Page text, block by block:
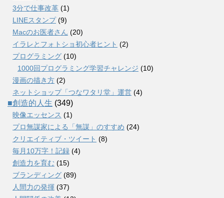
3分で仕事改革 (1)
LINEスタンプ(9)
Macのお医者さん (20)
イラレとフォトショ初心者ヒント (2)
プログラミング (10)
1000回プログラミング学習チャレンジ (10)
漫画の描き方 (2)
ネットショップ「つなワタリ堂」運営 (4)
■創造的人生 (349)
映像エッセンス (1)
プロ無謀家による「無謀」のすすめ (24)
クリエイティブ・ツイート (8)
毎月10万字！記録 (4)
創造力を育む (15)
ブランディング (89)
人間力の発揮 (37)